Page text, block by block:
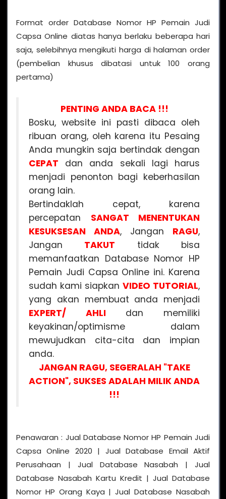
Format order Database Nomor HP Pemain Judi
Capsa Online diatas hanya berlaku beberapa hari
saja, selebihnya mengikuti harga di halaman order
(pembelian khusus dibatasi untuk 100 orang
pertama)
PENTING ANDA BACA !!!
Bosku, website ini pasti dibaca oleh
ribuan orang, oleh karena itu Pesaing
Anda mungkin saja bertindak dengan
CEPAT dan anda sekali lagi harus
menjadi penonton bagi keberhasilan
orang lain.
Bertindaklah cepat, karena
percepatan SANGAT MENENTUKAN
KESUKSESAN ANDA, Jangan RAGU,
Jangan TAKUT tidak bisa
memanfaatkan Database Nomor HP
Pemain Judi Capsa Online ini. Karena
sudah kami siapkan VIDEO TUTORIAL,
yang akan membuat anda menjadi
EXPERT/ AHLI dan memiliki
keyakinan/optimisme dalam
mewujudkan cita-cita dan impian
anda.
JANGAN RAGU, SEGERALAH "TAKE
ACTION", SUKSES ADALAH MILIK ANDA
!!!
Penawaran : Jual Database Nomor HP Pemain Judi
Capsa Online 2020 | Jual Database Email Aktif
Perusahaan | Jual Database Nasabah | Jual
Database Nasabah Kartu Kredit | Jual Database
Nomor HP Orang Kaya | Jual Database Nasabah